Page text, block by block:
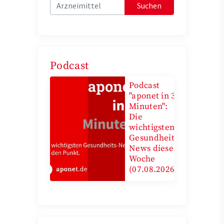
Suchen
Podcast
Podcast
"aponet in 3
Minuten":
Die
wichtigsten
Gesundheits-
News diese
Woche
(07.08.2026)